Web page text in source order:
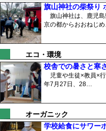
旗山神社の柴祭り
旗山神社は、鹿児島
京の都からおおねじ
エコ・環境
校舎での暑さと寒
児童や生徒×教員×
年7月27日、28…
オーガニック
学校給食にサワー